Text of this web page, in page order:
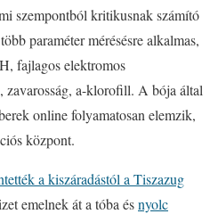
szempontból kritikusnak számító
paraméter mérésésre alkalmas,
fajlagos elektromos
zavarosság, a-klorofill. A bója által
online folyamatosan elemzik,
központ.
a kiszáradástól a Tiszazug
emelnek át a tóba ésnyolc